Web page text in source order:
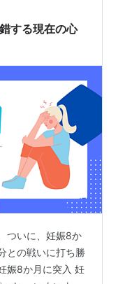
厄介な菌なんだ
する現在の心
ついに、妊娠8か
との戦いに打ち勝
娠8か月に突入 妊